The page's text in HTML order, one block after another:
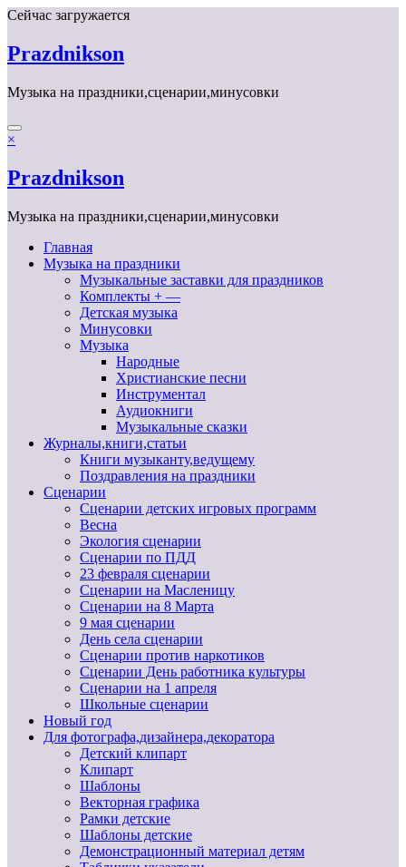
Перейти
содержимому
Сейчас загружается
Prazdnikson
Музыка на праздники,сценарии,минусовки
×
Prazdnikson
Музыка на праздники,сценарии,минусовки
Главная
Музыка на праздники
Музыкальные заставки для праздников
Комплекты + —
Детская музыка
Минусовки
Музыка
Народные
Христианские песни
Инструментал
Аудиокниги
Музыкальные сказки
Журналы,книги,статьи
Книги музыканту,ведущему
Поздравления на праздники
Сценарии
Сценарии детских игровых программ
Весна
Экология сценарии
Сценарии по ПДД
23 февраля сценарии
Сценарии на Масленицу
Сценарии на 8 Марта
9 мая сценарии
День села сценарии
Сценарии против наркотиков
Сценарии День работника культуры
Сценарии на 1 апреля
Школьные сценарии
Новый год
Для фотографа,дизайнера,декоратора
Детский клипарт
Клипарт
Шаблоны
Векторная графика
Рамки детские
Шаблоны детские
Демонстрационный материал детям